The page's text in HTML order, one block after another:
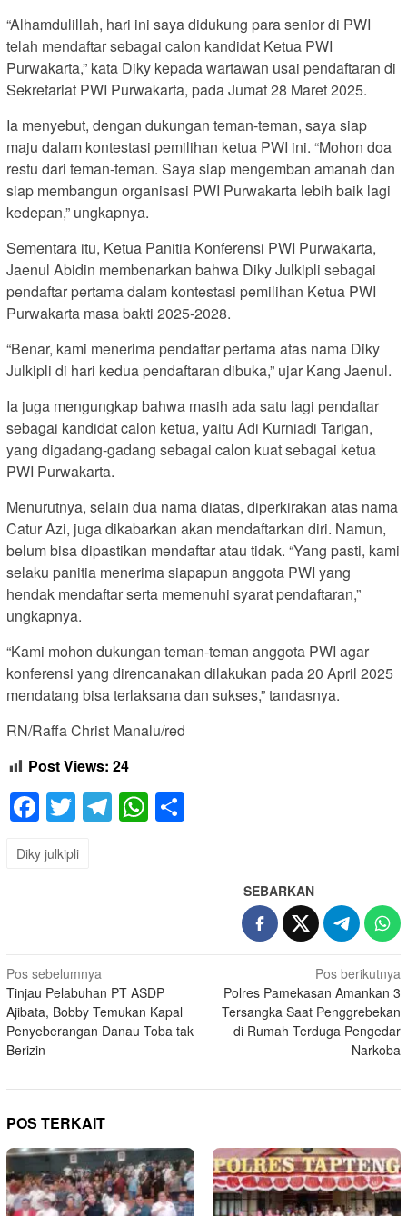
“Alhamdulillah, hari ini saya didukung para senior di PWI
telah mendaftar sebagai calon kandidat Ketua PWI
Purwakarta,” kata Diky kepada wartawan usai pendaftaran di
Sekretariat PWI Purwakarta, pada Jumat 28 Maret 2025.
Ia menyebut, dengan dukungan teman-teman, saya siap
maju dalam kontestasi pemilihan ketua PWI ini. “Mohon doa
restu dari teman-teman. Saya siap mengemban amanah dan
siap membangun organisasi PWI Purwakarta lebih baik lagi
kedepan,” ungkapnya.
Sementara itu, Ketua Panitia Konferensi PWI Purwakarta,
Jaenul Abidin membenarkan bahwa Diky Julkipli sebagai
pendaftar pertama dalam kontestasi pemilihan Ketua PWI
Purwakarta masa bakti 2025-2028.
“Benar, kami menerima pendaftar pertama atas nama Diky
Julkipli di hari kedua pendaftaran dibuka,” ujar Kang Jaenul.
Ia juga mengungkap bahwa masih ada satu lagi pendaftar
sebagai kandidat calon ketua, yaitu Adi Kurniadi Tarigan,
yang digadang-gadang sebagai calon kuat sebagai ketua
PWI Purwakarta.
Menurutnya, selain dua nama diatas, diperkirakan atas nama
Catur Azi, juga dikabarkan akan mendaftarkan diri. Namun,
belum bisa dipastikan mendaftar atau tidak. “Yang pasti, kami
selaku panitia menerima siapapun anggota PWI yang
hendak mendaftar serta memenuhi syarat pendaftaran,”
ungkapnya.
“Kami mohon dukungan teman-teman anggota PWI agar
konferensi yang direncanakan dilakukan pada 20 April 2025
mendatang bisa terlaksana dan sukses,” tandasnya.
RN/Raffa Christ Manalu/red
Post Views: 24
Facebook
Twitter
Telegram
WhatsApp
Diky julkipli
SEBARKAN
Navigasi
pos
Pos sebelumnya
Tinjau Pelabuhan PT ASDP
Ajibata, Bobby Temukan Kapal
Penyeberangan Danau Toba tak
Berizin
Pos berikutnya
Polres Pamekasan Amankan 3
Tersangka Saat Penggrebekan
di Rumah Terduga Pengedar
Narkoba
POS TERKAIT